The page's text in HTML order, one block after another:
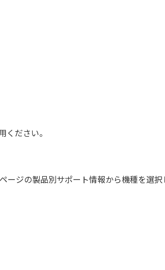
ください。
ジの製品別サポート情報から機種を選択